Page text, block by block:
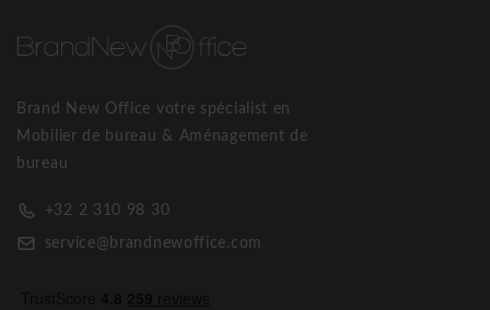
Brand New Office votre spécialist en
Mobilier de bureau & Aménagement de
bureau
+32 2 310 98 30
service@brandnewoffice.com